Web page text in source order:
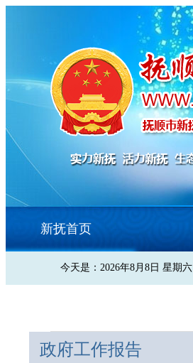
新抚首页
今天是：2026年8月8日 星期六
政府工作报告